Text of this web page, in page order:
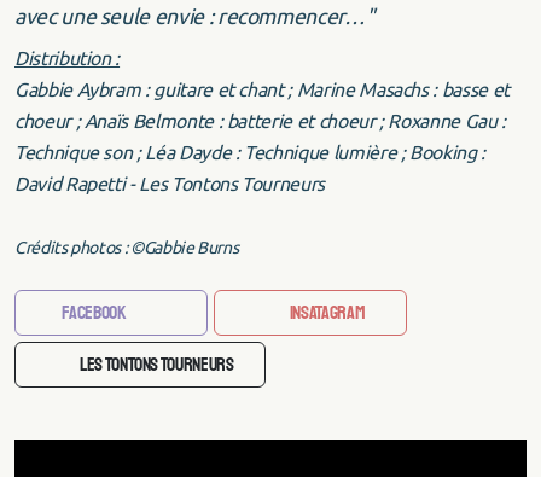
avec une seule envie : recommencer…"
Distribution :
Gabbie Aybram : guitare et chant ; Marine Masachs : basse et
choeur ; Anaïs Belmonte : batterie et choeur ; Roxanne Gau :
Technique son ; Léa Dayde : Technique lumière ; Booking :
David Rapetti - Les Tontons Tourneurs
Crédits photos : ©Gabbie Burns
Facebook Insatagram
Les Tontons Tourneurs